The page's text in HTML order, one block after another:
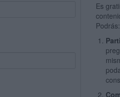
Es
Podrás: